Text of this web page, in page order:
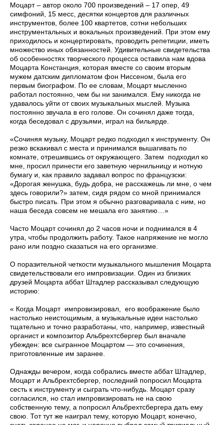
Моцарт – автор около 700 произведений – 17 опер, 49
симфоний, 15 месс, десятки концертов для различных
инструментов, более 100 квартетов, сотни небольших
инструментальных и вокальных произведений. При этом ему
приходилось и концертировать, проводить репетиции, иметь
множество иных обязанностей. Удивительные свидетельства
об особенностях творческого процесса оставила нам вдова
Моцарта Констанция, которая вместе со своим вторым
мужем датским дипломатом фон Ниссеном, была его
первым биографом. По ее словам, Моцарт мысленно
работал постоянно, чем бы ни занимался. Ему никогда не
удавалось уйти от своих музыкальных мыслей. Музыка
постоянно звучала в его голове. Он сочинял даже тогда,
когда беседовал с друзьями, играл на бильярде.
«Сочиняя музыку, Моцарт редко подходил к инструменту. Он
резко вскакивал с места и принимался вышагивать по
комнате, отрешившись от окружающего. Затем подходил ко
мне, просил принести его заветную чернильницу и нотную
бумагу и, как правило задавал вопрос по французски:
«Дорогая женушка, будь добра, не расскажешь ли мне, о чем
здесь говорили?» затем, сидя рядом со мной принимался
быстро писать. При этом я обычно разговаривала с ним, но
наша беседа совсем не мешала его занятию…»
Часто Моцарт сочинял до 2 часов ночи и поднимался в 4
утра, чтобы продолжить работу. Такое напряжение не могло
рано или поздно сказаться на его организме.
О поразительной четкости музыкального мышления Моцарта
свидетельствовали его импровизации. Один из близких
друзей Моцарта аббат Штадлер рассказывал следующую
историю:
« Когда Моцарт импровизировал, его воображение было
настолько неистощимым, а музыкальные идеи настолько
тщательно и точно разработаны, что, например, известный
органист и композитор Альбрехтсбергер был вначале
убежден: все сыгранное Моцартом — это сочинения,
приготовленные им заранее.
Однажды вечером, когда собрались вместе аббат Штадлер,
Моцарт и Альбрехтсбергер, последний попросил Моцарта
сесть к инструменту и сыграть что-нибудь. Моцарт сразу
согласился, но стал импровизировать не на свою
собственную тему, а попросил Альбрехтсбергера дать ему
свою. Тот тут же наиграл тему, которую Моцарт, конечно,